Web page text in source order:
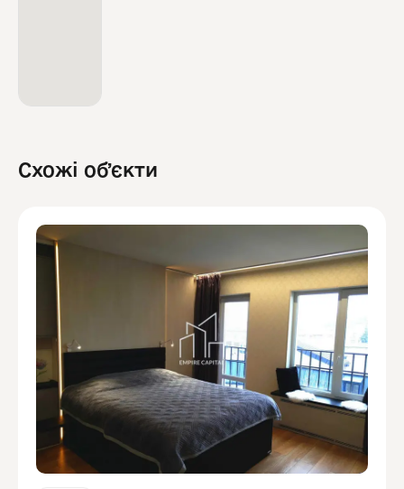
Схожі обʼєкти